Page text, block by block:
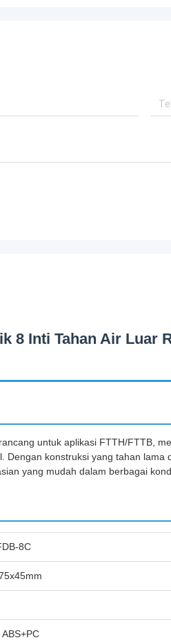
8 Inti Tahan Air Luar
untuk aplikasi FTTH/FTTB,
konstruksi yang tahan lama
yang mudah dalam berbagai
8C
ABS+PC